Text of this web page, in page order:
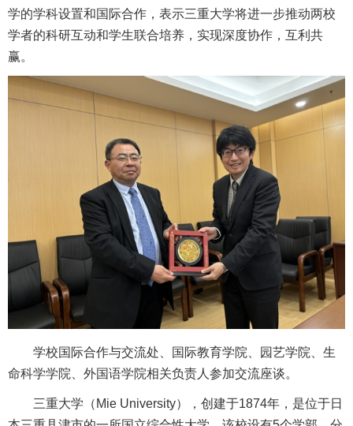
学的学科设置和国际合作，表示三重大学将进一步推动两校
学者的科研互动和学生联合培养，实现深度协作，互利共
赢。
学校国际合作与交流处、国际教育学院、园艺学院、生
命科学学院、外国语学院相关负责人参加交流座谈。
三重大学（Mie University），创建于1874年，是位于日